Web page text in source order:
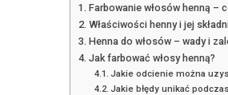
Farbowanie włosów henną –
Właściwości henny i jej
Henna do włosów – wady i
Jak farbować włosy henną?
Jakie odcienie można
Jakie błędy unikać